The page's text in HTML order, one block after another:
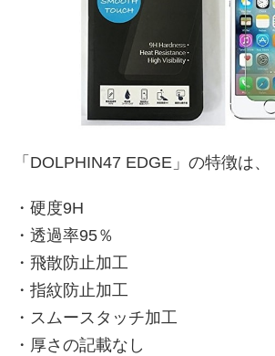
「DOLPHIN47 EDGE」の特徴は、
・硬度9H
・透過率95％
・飛散防止加工
・指紋防止加工
・スムースタッチ加工
・厚さの記載なし